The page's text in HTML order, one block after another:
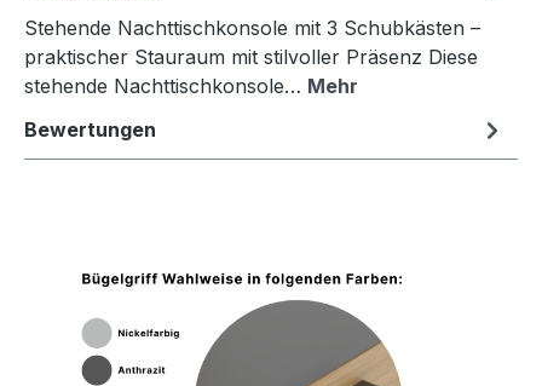
Stehende Nachttischkonsole mit 3 Schubkästen –
praktischer Stauraum mit stilvoller Präsenz Diese
stehende Nachttischkonsole… Mehr
Bewertungen